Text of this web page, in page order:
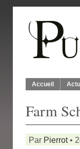
Accueil
Farm
Par Pierrot•